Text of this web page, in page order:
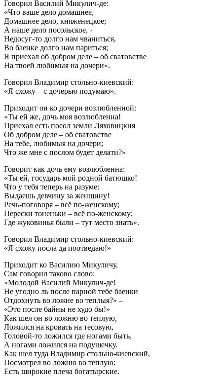
Говорил Василий Микулич-де:
«Что ваше дело домашнее,
Домашнее дело, княженецкое;
А наше дело посольское, -
Недосуг-то долго нам чваниться,
Во баенке долго нам париться;
Я приехал об добром деле – об сватовстве
На твоей любимыя на дочери».
Говорил Владимир стольно-киевский:
«Я схожу – с дочерью подумаю».
Приходит он ко дочери возлюбленной:
«Ты ей же, дочь моя возлюбленна!
Приехал есть посол земли Ляховицкия
Об добром деле – об сватовстве
На тебе, любимыя на дочери;
Что же мне с послом будет делати?»
Говорит как дочь ему возлюбленна:
«Ты ей, государь мой родной батюшко!
Что у тебя теперь на разуме:
Выдаешь девчину за женщину!
Речь-поговоря – всё по-женскому;
Перески тоненьки – всё по-женскому;
Где жуковинья были – тут место знать».
Говорил Владимир стольно-киевский:
«Я схожу посла да поотведаю!»
Приходит ко Василию Микуличу,
Сам говорил таково слово:
«Молодой Василий Микулич-де!
Не угодно ль после парной тебе баенки
Отдохнуть во ложне во теплыя?» –
«Это после байны не худо бы!»
Как шел он во ложню во теплую,
Ложился на кровать на тесовую,
Головой-то ложился где ногами быть,
А ногами ложился на подушечку.
Как шел туда Владимир стольно-киевский,
Посмотрел во ложню во теплую:
Есть широкие плеча богатырские.